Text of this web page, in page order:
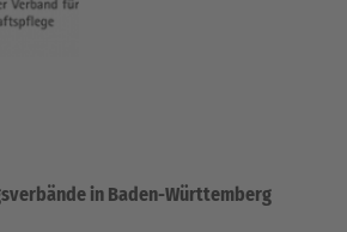
in Baden-Württemberg